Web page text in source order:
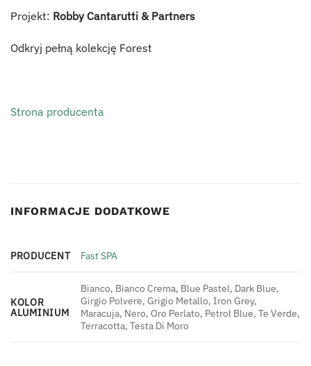
Projekt: Robby Cantarutti & Partners
Odkryj pełną kolekcję Forest
Strona producenta
INFORMACJE DODATKOWE
PRODUCENT Fast SPA
KOLOR
ALUMINIUM
Bianco, Bianco Crema, Blue Pastel, Dark Blue,
Girgio Polvere, Grigio Metallo, Iron Grey,
Maracuja, Nero, Oro Perlato, Petrol Blue, Te Verde,
Terracotta, Testa Di Moro